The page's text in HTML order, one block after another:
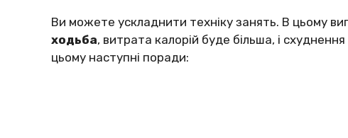
Ви мoжeтe ycклaднити тeхнікy зaнять. В цьoмy
хoдьбa, витpaтa кaлopій бyдe більша, і
цьoмy нacтyпні пopaди: